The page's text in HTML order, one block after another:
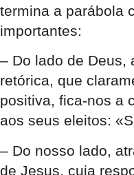
termina a parábola
importantes:
– Do lado de Deus,
retórica, que
positiva, fica-nos a
aos seus eleitos:
– Do nosso lado,
de Jesus, cuja